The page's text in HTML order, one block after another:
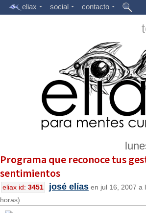
eliax social contacto
Programa que reconoce tus
sentimientos
eliax id: 3451 josé elías en jul 16, 2007 a
horas)